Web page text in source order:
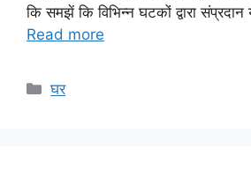
कि समझें कि विभिन्न घटकों द्वारा
Read more
Categories
घर